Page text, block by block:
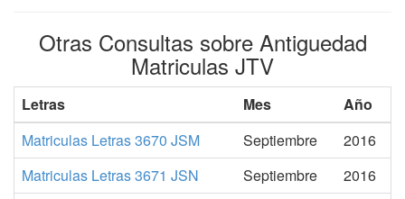
Otras Consultas sobre Antiguedad
Matriculas JTV
Letras Mes
Año
Matriculas Letras 3670 JSM
Septiembre
2016
Matriculas Letras 3671 JSN
Septiembre
2016